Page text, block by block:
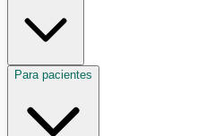
Para pacientes